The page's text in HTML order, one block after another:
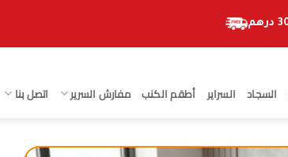
السجاد السراير أطقم الكنب مفارش السرير اتصل بنا